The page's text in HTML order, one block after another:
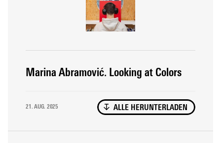
quelle que soit la provenance de l’image ou le lieu de
conservation de l’œuvre.
Marina Abramović. Looking at Colors
21. AUG. 2025 ALLE HERUNTERLADEN